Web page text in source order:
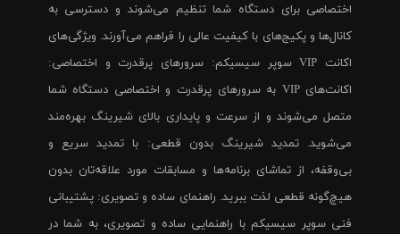
اختصاصی برای دستگاه شما تنظیم می‌شوند و دسترسی به
کانال‌ها و پکیج‌های با کیفیت عالی را فراهم می‌آورند. ویژگی‌های
اکانت VIP سوپر سیسیکم: سرورهای پرقدرت و اختصاصی:
اکانت‌های VIP به سرورهای پرقدرت و اختصاصی دستگاه شما
متصل می‌شوند و از سرعت و پایداری بالای شیرینگ بهره‌مند
می‌شوید. تمدید شیرینگ بدون قطعی: با تمدید سریع و
بی‌وقفه، از تماشای برنامه‌ها و مسابقات مورد علاقه‌تان بدون
هیچ‌گونه قطعی لذت ببرید. راهنمای ساده و تصویری: پشتیبانی
فنی سوپر سیسیکم با راهنمایی ساده و تصویری، به شما در